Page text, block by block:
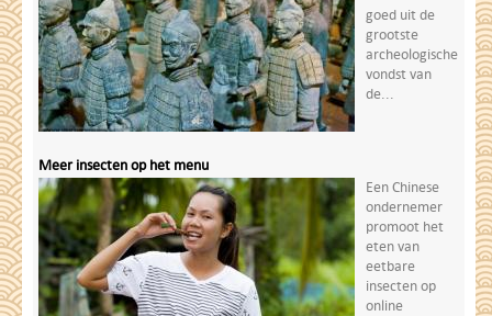
goed uit de
grootste
archeologische
vondst van
de...
Meer insecten op het menu
Een Chinese
ondernemer
promoot het
eten van
eetbare
insecten op
online